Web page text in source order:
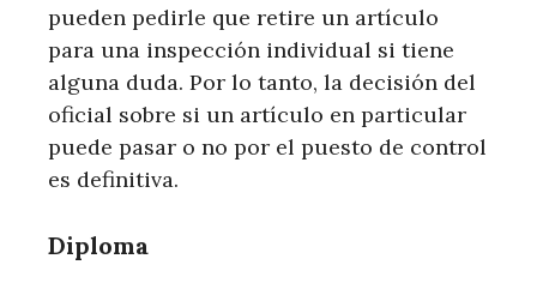
pueden pedirle que retire un artículo
para una inspección individual si tiene
alguna duda. Por lo tanto, la decisión del
oficial sobre si un artículo en particular
puede pasar o no por el puesto de control
es definitiva.
Diploma